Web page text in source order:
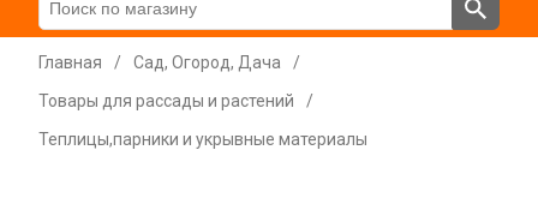
Главная / Сад, Огород, Дача
/
Товары для рассады и растений
/
Теплицы,парники и укрывные материалы